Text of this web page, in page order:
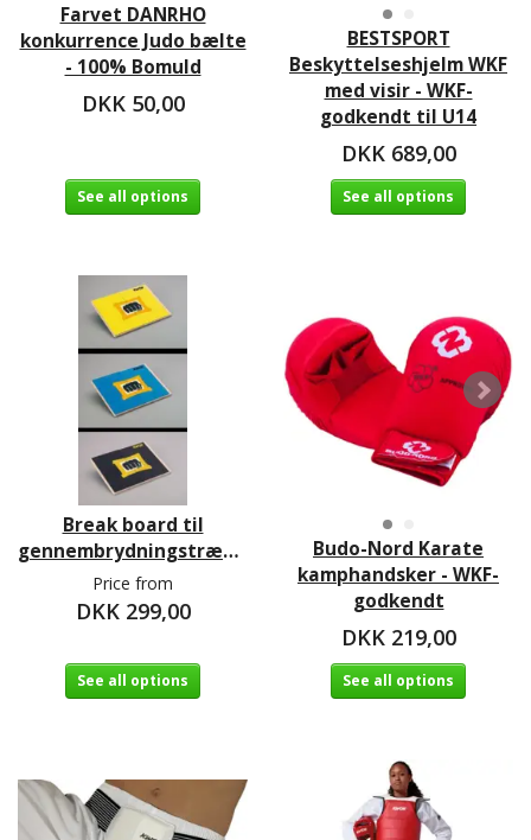
Farvet DANRHO
konkurrence Judo bælte
- 100% Bomuld
DKK 50,00
See all options
BESTSPORT
Beskyttelseshjelm WKF
med visir - WKF-
godkendt til U14
DKK 689,00
See all options
Break board til
gennembrydningstræning
Price from
DKK 299,00
See all options
Budo-Nord Karate
kamphandsker - WKF-
godkendt
DKK 219,00
See all options